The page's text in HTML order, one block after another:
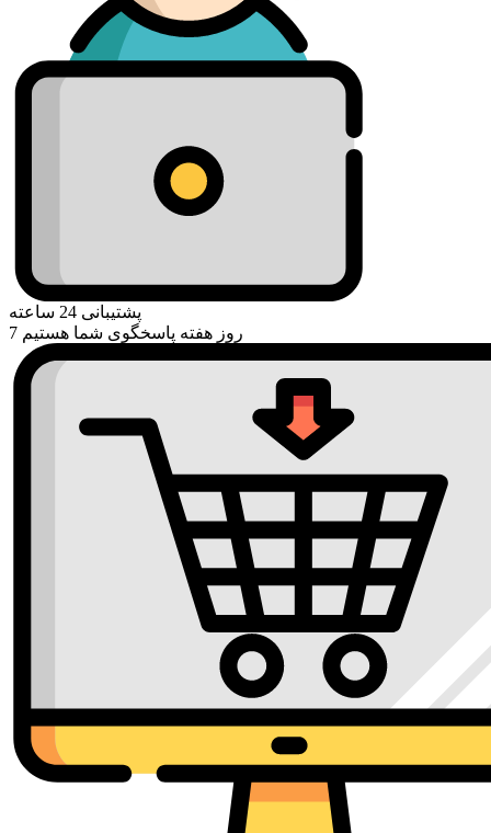
پشتیبانی 24 ساعته
7 روز هفته پاسخگوی شما هستیم